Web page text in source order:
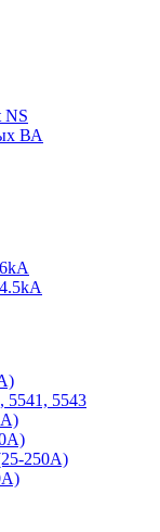
NS
ВА
5541, 5543
А)
250А)